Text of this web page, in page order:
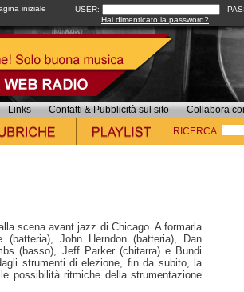
iniziale USER:
Hai dimenticato la password?
Links Contatti & Pubblicità sul sito Collabora
RICERCA
scena avant jazz di Chicago. A formarla
John Herndon (batteria), Dan
(basso), Jeff Parker (chitarra) e Bundi
strumenti di elezione, fin da subito, la
possibilità ritmiche della strumentazione